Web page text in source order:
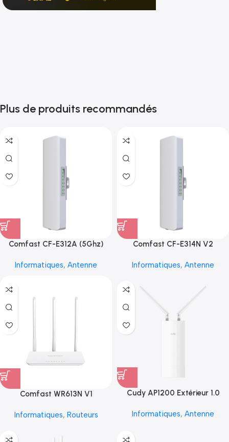
Plus de produits recommandés
Comfast CF-E312A (5Ghz)
Informatiques, Antenne
Comfast CF-E314N V2
Informatiques, Antenne
Comfast WR613N V1
Informatiques, Routeurs
Cudy AP1200 Extérieur 1.0
Informatiques, Antenne